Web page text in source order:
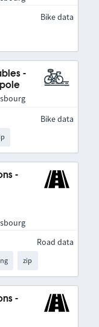
Bike data
-
Bike data
-
zip
Road data
-